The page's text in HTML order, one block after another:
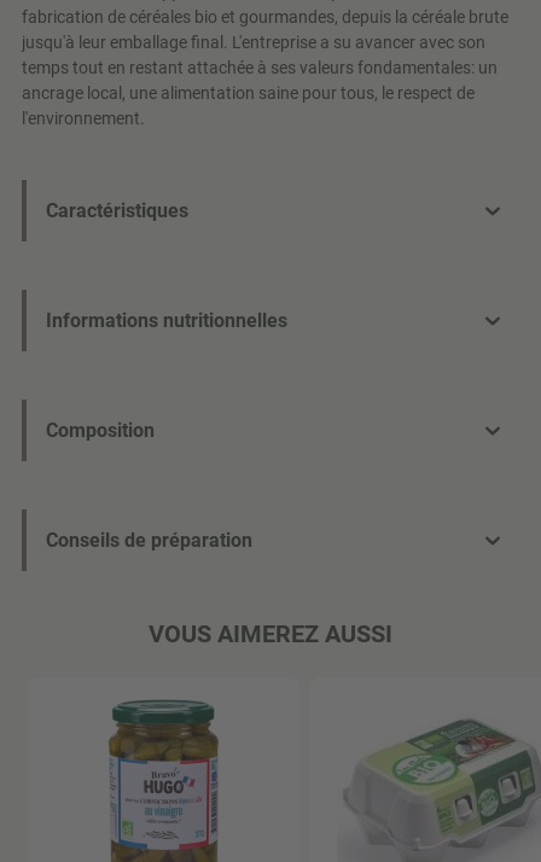
fabrication de céréales bio et gourmandes, depuis la céréale brute
jusqu'à leur emballage final. L'entreprise a su avancer avec son
temps tout en restant attachée à ses valeurs fondamentales: un
ancrage local, une alimentation saine pour tous, le respect de
l'environnement.
Caractéristiques
Informations nutritionnelles
Composition
Conseils de préparation
VOUS AIMEREZ AUSSI